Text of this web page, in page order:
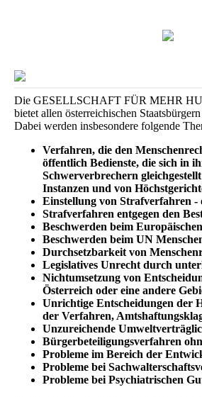
Die GESELLSCHAFT FÜR MEHR
bietet allen österreichischen
Dabei werden insbesondere folgende
Verfahren, die den
öffentlich Bedienste, die sich in
Schwerverbrechern
Instanzen und von
Einstellung von Strafverfahren
Strafverfahren entgegen den
Beschwerden beim
Beschwerden beim UN
Durchsetzbarkeit von
Legislatives Unrecht durch
Nichtumsetzung von
Österreich oder eine andere
Unrichtige Entscheidungen der
der Verfahren,
Unzureichende
Bürgerbeteiligungsverfahren
Probleme im Bereich der
Probleme bei
Probleme bei Psychiatrischen